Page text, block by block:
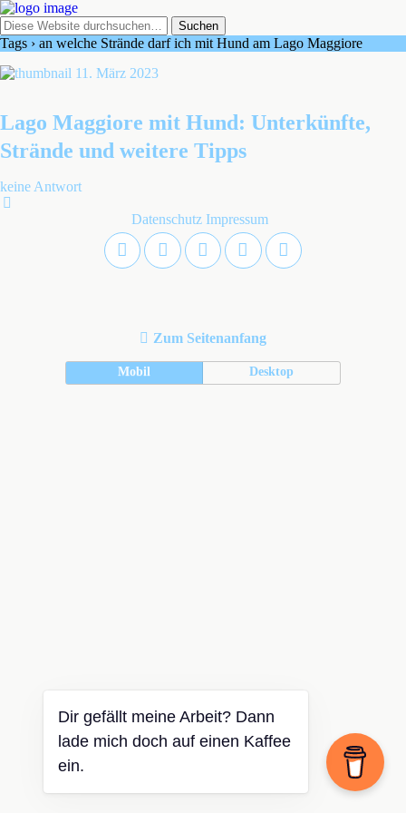
Tags › an welche Strände darf ich mit Hund am Lago Maggiore
11. März 2023
Lago Maggiore mit Hund: Unterkünfte,
Strände und weitere Tipps
keine Antwort
Datenschutz Impressum
Zum Seitenanfang
Mobil Desktop
Dir gefällt meine Arbeit? Dann
lade mich doch auf einen Kaffee
ein.